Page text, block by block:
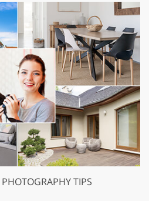
PHOTOGRAPHY TIPS